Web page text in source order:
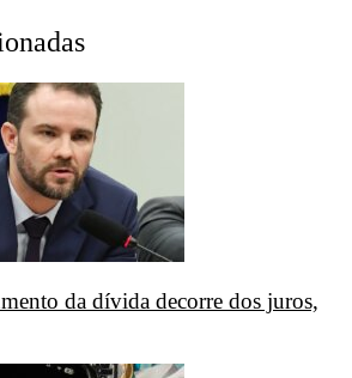
da dívida decorre dos juros,